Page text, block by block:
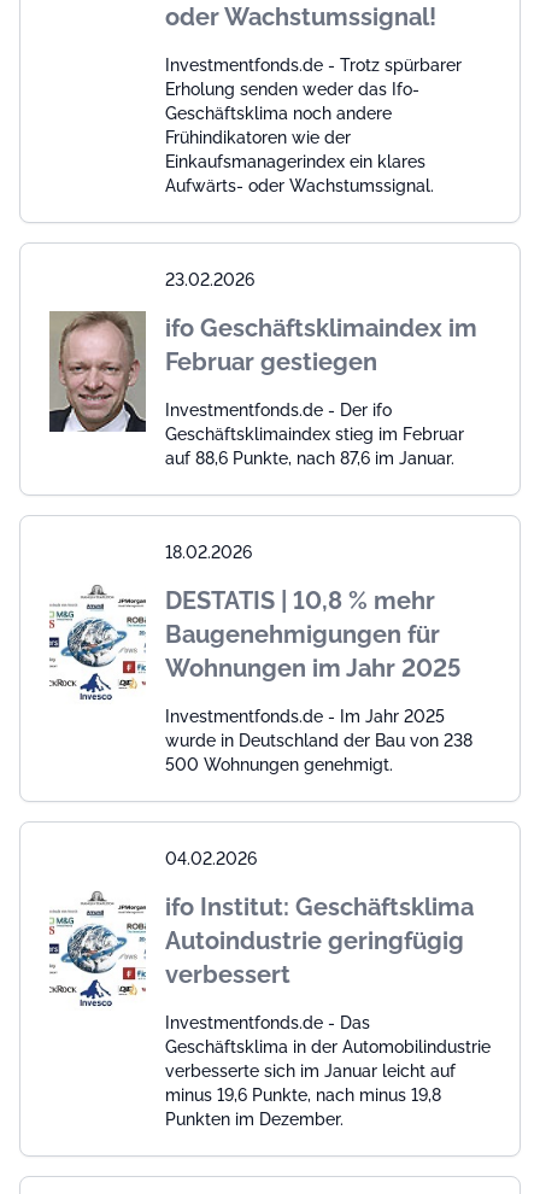
oder Wachstumssignal!
Investmentfonds.de - Trotz spürbarer
Erholung senden weder das Ifo-
Geschäftsklima noch andere
Frühindikatoren wie der
Einkaufsmanagerindex ein klares
Aufwärts- oder Wachstumssignal.
23.02.2026
ifo Geschäftsklimaindex im
Februar gestiegen
Investmentfonds.de - Der ifo
Geschäftsklimaindex stieg im Februar
auf 88,6 Punkte, nach 87,6 im Januar.
18.02.2026
DESTATIS | 10,8 % mehr
Baugenehmigungen für
Wohnungen im Jahr 2025
Investmentfonds.de - Im Jahr 2025
wurde in Deutschland der Bau von 238
500 Wohnungen genehmigt.
04.02.2026
ifo Institut: Geschäftsklima
Autoindustrie geringfügig
verbessert
Investmentfonds.de - Das
Geschäftsklima in der Automobilindustrie
verbesserte sich im Januar leicht auf
minus 19,6 Punkte, nach minus 19,8
Punkten im Dezember.